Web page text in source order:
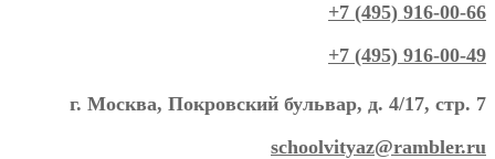
+7 (495) 916-00-66
+7 (495) 916-00-49
г. Москва, Покровский бульвар, д. 4/17, стр. 7
schoolvityaz@rambler.ru